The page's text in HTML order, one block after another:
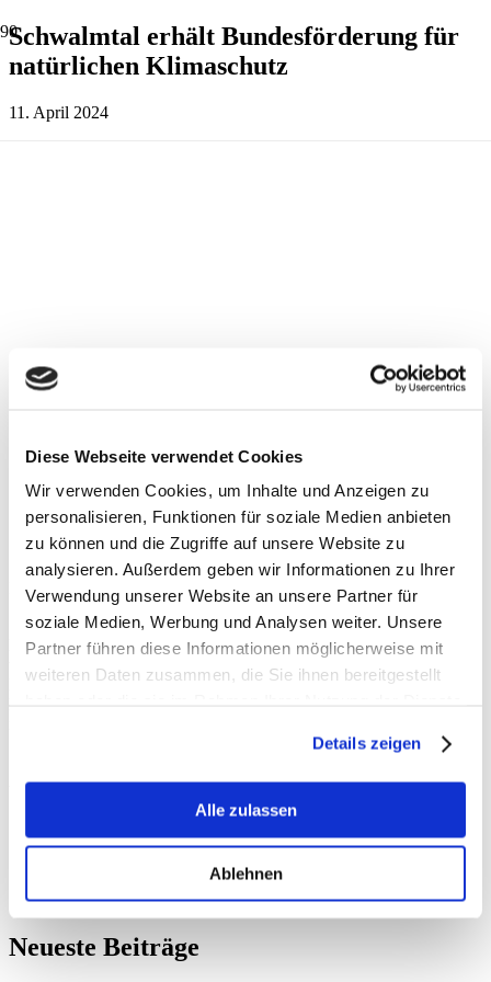
Diese Webseite verwendet Cookies
Wir verwenden Cookies, um Inhalte und Anzeigen zu
personalisieren, Funktionen für soziale Medien anbieten
zu können und die Zugriffe auf unsere Website zu
analysieren. Außerdem geben wir Informationen zu Ihrer
Verwendung unserer Website an unsere Partner für
soziale Medien, Werbung und Analysen weiter. Unsere
Partner führen diese Informationen möglicherweise mit
weiteren Daten zusammen, die Sie ihnen bereitgestellt
Details zeigen
Alle zulassen
Ablehnen
Schwalmtal erhält Bundesförderung für
natürlichen Klimaschutz
11. April 2024
Ich freue mich sehr, das die Gemeinde Schwalmtal erneut eine hohe
Summe an Fördermitteln des Bundes erhält!
Nach der Förderung der Umbauarbeiten des Areals Kent-School
war Schwalmtal nun im Programm „Fördermaßnahme zum
Natürlichen Klimaschutz in kommunalen Gebieten im ländlichen
Andreas Gisbertz.
Neueste Beiträge